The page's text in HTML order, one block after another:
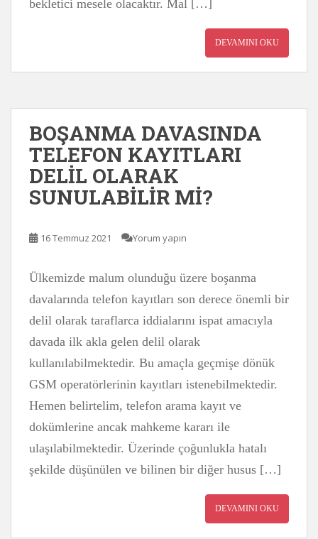
bekletici mesele olacaktır. Mal […]
DEVAMINI OKU
BOŞANMA DAVASINDA
TELEFON KAYITLARI
DELİL OLARAK
SUNULABİLİR Mİ?
16 Temmuz 2021 Yorum yapın
Ülkemizde malum olunduğu üzere boşanma
davalarında telefon kayıtları son derece önemli bir
delil olarak taraflarca iddialarını ispat amacıyla
davada ilk akla gelen delil olarak
kullanılabilmektedir. Bu amaçla geçmişe dönük
GSM operatörlerinin kayıtları istenebilmektedir.
Hemen belirtelim, telefon arama kayıt ve
dokümlerine ancak mahkeme kararı ile
ulaşılabilmektedir. Üzerinde çoğunlukla hatalı
şekilde düşünülen ve bilinen bir diğer husus […]
DEVAMINI OKU